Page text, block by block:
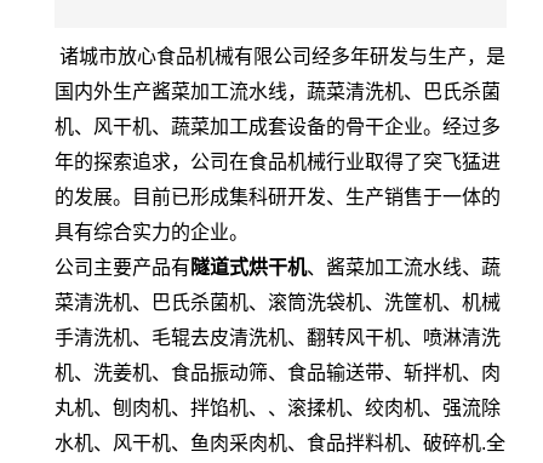
诸城市放心食品机械有限公司经多年研发与生产，是
国内外生产酱菜加工流水线，蔬菜清洗机、巴氏杀菌
机、风干机、蔬菜加工成套设备的骨干企业。经过多
年的探索追求，公司在食品机械行业取得了突飞猛进
的发展。目前已形成集科研开发、生产销售于一体的
具有综合实力的企业。
公司主要产品有隧道式烘干机、酱菜加工流水线、蔬
菜清洗机、巴氏杀菌机、滚筒洗袋机、洗筐机、机械
手清洗机、毛辊去皮清洗机、翻转风干机、喷淋清洗
机、洗姜机、食品振动筛、食品输送带、斩拌机、肉
丸机、刨肉机、拌馅机、、滚揉机、绞肉机、强流除
水机、风干机、鱼肉采肉机、食品拌料机、破碎机.全